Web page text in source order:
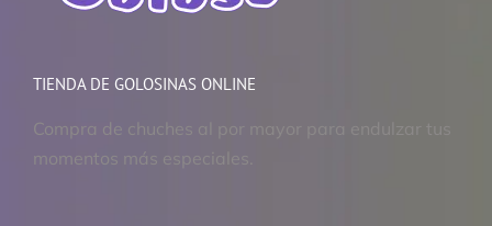
TIENDA DE GOLOSINAS ONLINE
Compra de chuches al por mayor para endulzar tus
momentos más especiales.